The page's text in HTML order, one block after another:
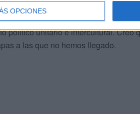
OPCIONES
en ciertas cosas que nos afectan a
es fallido y será
político unitario e intercultural. Creo
a las que no hemos llegado.